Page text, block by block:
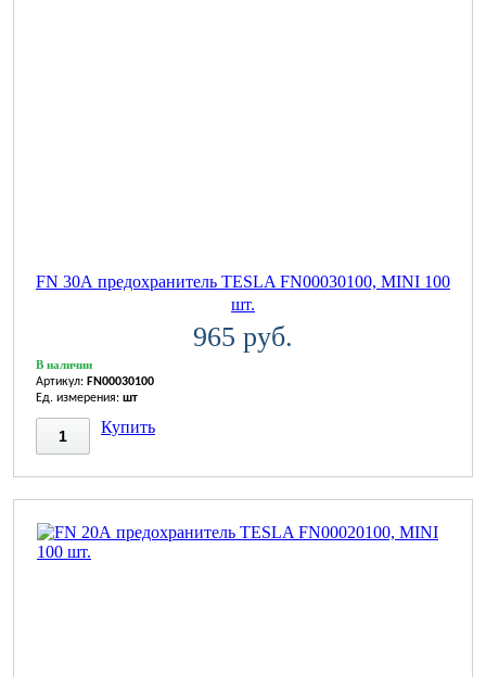
FN 30А предохранитель TESLA FN00030100, MINI 100
шт.
965 руб.
В наличии
Артикул: FN00030100
Ед. измерения: шт
Купить